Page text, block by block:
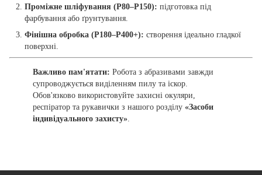
Проміжне шліфування (P80–P150): підготовка під
фарбування або ґрунтування.
Фінішна обробка (P180–P400+): створення ідеально гладкої
поверхні.
Важливо пам'ятати: Робота з абразивами завжди
супроводжується виділенням пилу та іскор.
Обов'язково використовуйте захисні окуляри,
респіратор та рукавички з нашого розділу «Засоби
індивідуального захисту».